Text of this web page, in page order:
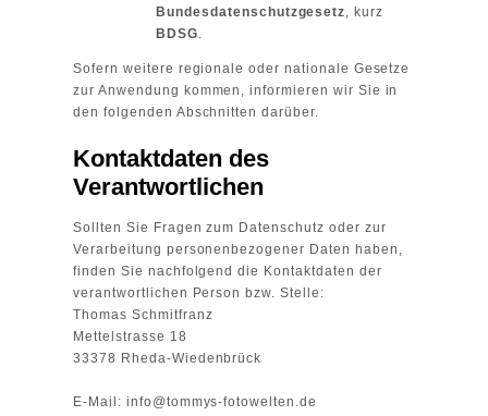
Bundesdatenschutzgesetz, kurz
BDSG.
Sofern weitere regionale oder nationale Gesetze
zur Anwendung kommen, informieren wir Sie in
den folgenden Abschnitten darüber.
Kontaktdaten des
Verantwortlichen
Sollten Sie Fragen zum Datenschutz oder zur
Verarbeitung personenbezogener Daten haben,
finden Sie nachfolgend die Kontaktdaten der
verantwortlichen Person bzw. Stelle:
Thomas Schmitfranz
Mettelstrasse 18
33378 Rheda-Wiedenbrück
E-Mail: info@tommys-fotowelten.de